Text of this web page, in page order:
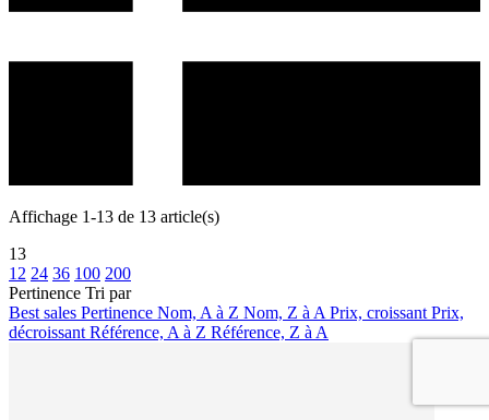
Affichage 1-13 de 13 article(s)
13
12 24 36 100 200
Pertinence Tri par
Best sales Pertinence Nom, A à Z Nom, Z à A Prix, croissant Prix,
décroissant Référence, A à Z Référence, Z à A